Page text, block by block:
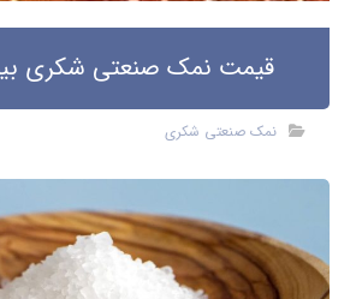
قیمت نمک صنعتی شکری
نمک صنعتی شکری